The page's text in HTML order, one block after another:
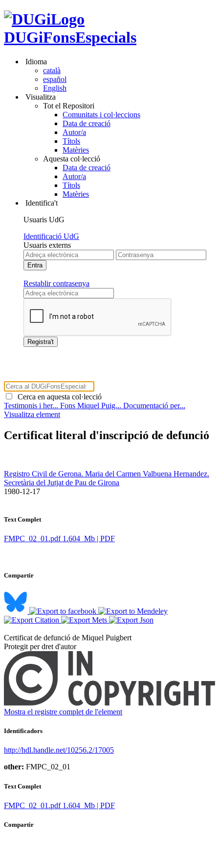
DUGiFonsEspecials
Idioma
català
español
English
Visualitza
Tot el Repositori
Comunitats i col·leccions
Data de creació
Autor/a
Títols
Matèries
Aquesta col·lecció
Data de creació
Autor/a
Títols
Matèries
Identifica't
Usuaris UdG
Identificació UdG
Usuaris externs
Restablir contrasenya
Cerca en aquesta col·lecció
Testimonis i her... Fons Miquel Puig... Documentació per...
Visualitza element
Certificat literal d'inscripció de defunció
Registro Civil de Gerona. Maria del Carmen Valbuena Hernandez.
Secretària del Jutjat de Pau de Girona
​ 1980-12-17
Text Complet
FMPC_02_01.pdf 1.604 Mb | PDF
Compartir
Certificat de defunció de Miquel Puigbert ​
Protegit per dret d'autor
Mostra el registre complet de l'element
Identificadors
http://hdl.handle.net/10256.2/17005
other: FMPC_02_01
Text Complet
FMPC_02_01.pdf 1.604 Mb | PDF
Compartir